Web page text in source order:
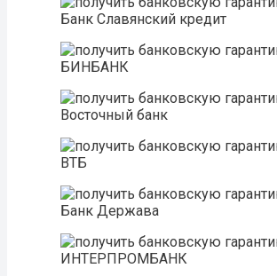
Банк Славянский кредит
БИНБАНК
Восточный банк
ВТБ
Банк Держава
ИНТЕРПРОМБАНК